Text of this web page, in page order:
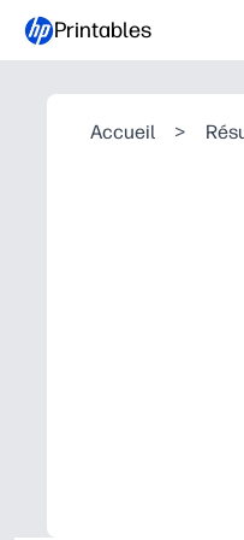
Printables
Accueil >